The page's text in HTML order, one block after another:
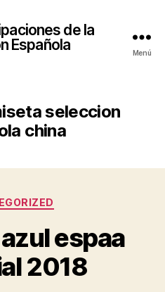
de la
Española
Menú
seleccion
china
Categorías
espaa
2018